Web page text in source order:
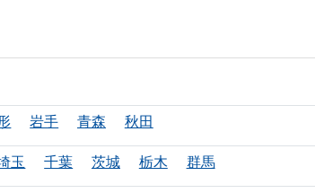
岩手 青森 秋田
玉 千葉 茨城 栃木 群馬